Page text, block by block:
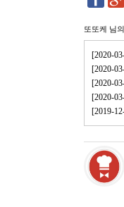
또또케 님
[2020-
[2020-
[2020-
[2020-
[2019-